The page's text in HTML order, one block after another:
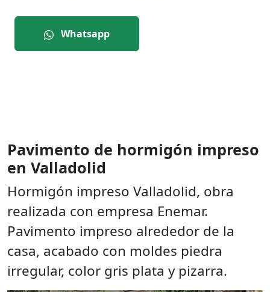
Whatsapp
Pavimento de hormigón impreso
en Valladolid
Hormigón impreso Valladolid, obra
realizada con empresa Enemar.
Pavimento impreso alrededor de la
casa, acabado con moldes piedra
irregular, color gris plata y pizarra.